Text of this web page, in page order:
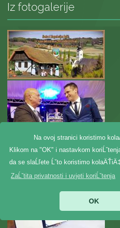
Na ovoj stranici koristimo
Klikom na "OK" i nastavkom
da se slaĹľete Ĺˇto koristimo
ZaĹˇtita privatnosti i uvjeti koriĹˇtenja
OK
Iz fotogalerije